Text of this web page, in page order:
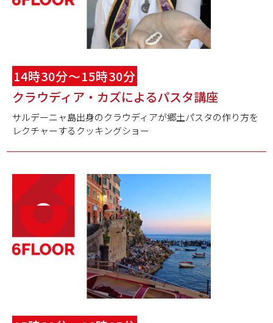
14時30分～15時30分
クラウディア・ カズによるパスタ講座
サルデーニャ島出身のクラウディアが郷土パスタの作り方を
レクチャーするクッキングショー